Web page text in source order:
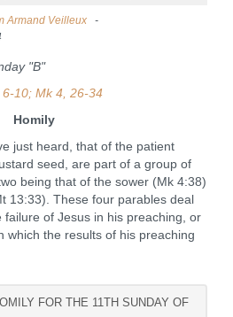
Armand Veilleux
"B"
10; Mk 4, 26-34
Homily
just heard, that of the patient
seed, are part of a group of
being that of the sower (Mk 4:38)
13:33). These four parables deal
failure of Jesus in his preaching, or
which the results of his preaching
FOR THE 11TH SUNDAY OF